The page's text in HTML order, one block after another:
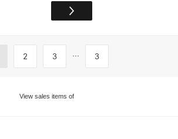
2 3 ... 3
View sales items of